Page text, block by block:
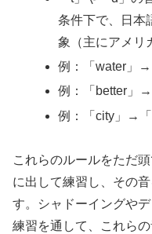
条件下で、日本
象（主にアメリ
例：「water」→
例：「better」→
例：「city」→「
これらのルールをただ
に出して練習し、その
す。シャドーイングや
練習を通して、これら